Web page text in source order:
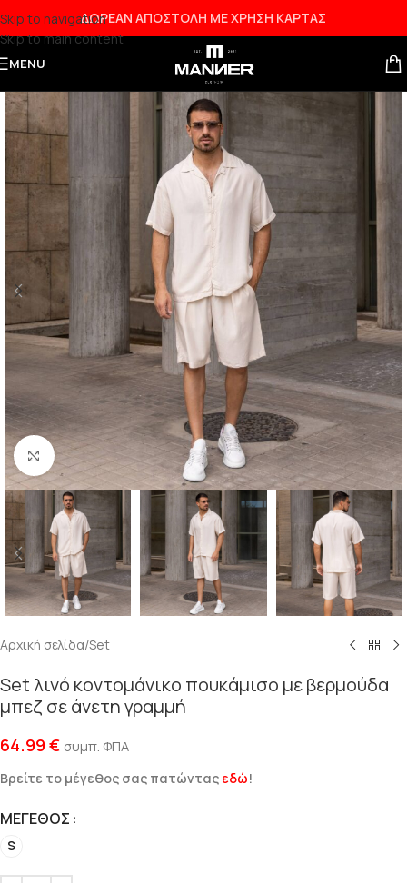
Skip to navigation
Skip to main content
ΔΩΡΕΑΝ ΑΠΟΣΤΟΛΗ ΜΕ ΧΡΗΣΗ ΚΑΡΤΑΣ
MENU
Click to enlarge
Αρχική σελίδα/Set
Set λινό κοντομάνικο πουκάμισο με βερμούδα
μπεζ σε άνετη γραμμή
64.99 € συμπ. ΦΠΑ
Βρείτε το μέγεθος σας πατώντας εδώ!
ΜΈΓΕΘΟΣ
S